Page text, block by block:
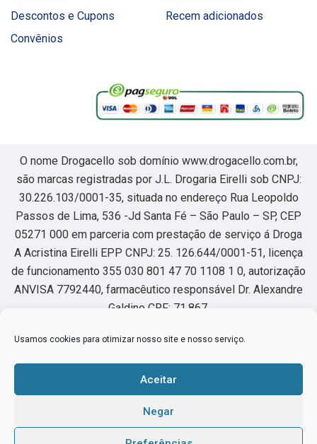
Usamos cookies para otimizar nosso site e nosso serviço.
Aceitar
Negar
Descontos e Cupons
Recem adicionados
Convênios
O nome Drogacello sob domínio www.drogacello.com.br,
são marcas registradas por J.L. Drogaria Eirelli sob CNPJ:
30.226.103/0001-35, situada no endereço Rua Leopoldo
Passos de Lima, 536 -Jd Santa Fé – São Paulo – SP, CEP
05271 000 em parceria com prestação de serviço á Droga
A Acristina Eirelli EPP CNPJ: 25. 126.644/0001-51, licença
de funcionamento 355 030 801 47 70 1108 1 0, autorização
ANVISA 7792440, farmacêutico responsável Dr. Alexandre
Galdino CRF: 71.867.
Horário de funcionamento segunda à sexta das 8:00 as
22hs, sábado das 8:00 as 18hs.
Os medicamentos sob prescrição médica só serão
dispensados mediante à apresentação da receita médica, a
qual deverá enviar para o e-mail contato@drogacello.com.br.